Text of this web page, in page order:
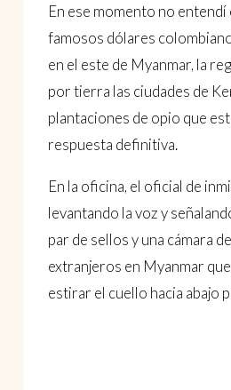
En ese momento no
famosos dólares
en el este de Myanmar, la
por tierra las ciudades de
plantaciones de opio que
respuesta definitiva.
En la oficina, el oficial de
levantando la voz y
par de sellos y una cámara
extranjeros en Myanmar
estirar el cuello hacia abajo